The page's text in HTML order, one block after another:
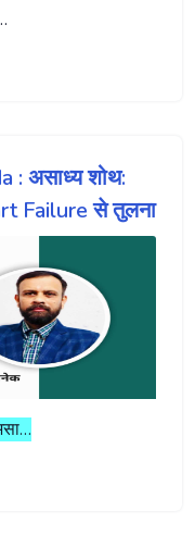
: असाध्य शोथ:
Failure से तुलना